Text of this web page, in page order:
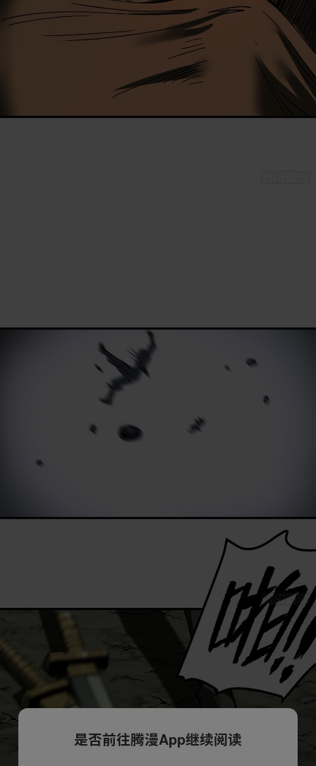
是否前往腾漫App继续阅读